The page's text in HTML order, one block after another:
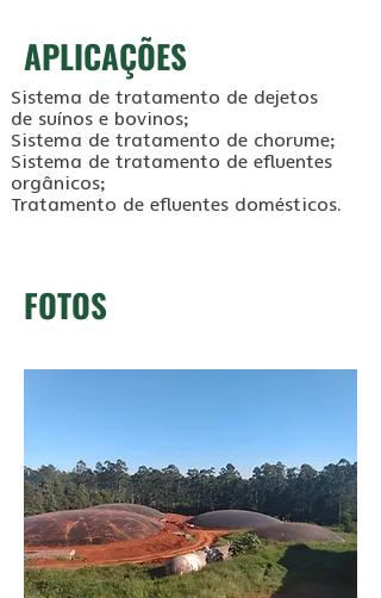
APLICAÇÕES
Sistema de tratamento de dejetos
de suínos e bovinos;
Sistema de tratamento de chorume;
Sistema de tratamento de efluentes
orgânicos;
Tratamento de efluentes domésticos.
FOTOS